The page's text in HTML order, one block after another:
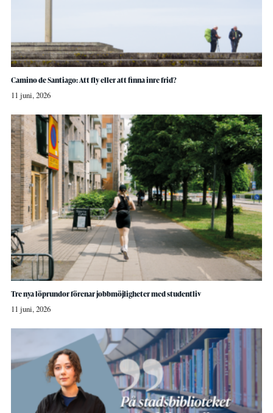
Camino de Santiago: Att fly eller att finna inre frid?
11 juni, 2026
Tre nya löprundor förenar jobbmöjligheter med studentliv
11 juni, 2026